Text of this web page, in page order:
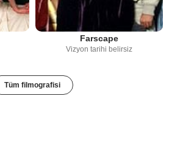
Farscape
Vizyon tarihi belirsiz
Tüm filmografisi